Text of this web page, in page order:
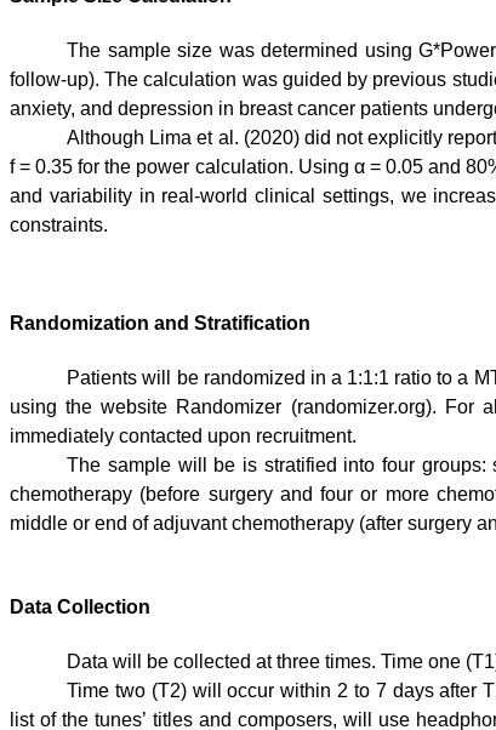
The sample size was determined using
follow-up). The calculation was guided by previous
anxiety, and depression in breast cancer patients
Although Lima et al. (2020) did not explicitly
f = 0.35 for the power calculation. Using α = 0.05 and
and variability in real-world clinical settings, we
constraints.
Randomization and Stratification
Patients will be randomized in a 1:1:1 ratio to a
using the website Randomizer (randomizer.org).
immediately contacted upon recruitment.
The sample will be is stratified into four groups:
chemotherapy (before surgery and four or more
middle or end of adjuvant chemotherapy (after surgery
Data Collection
Data will be collected at three times. Time one
Time two (T2) will occur within 2 to 7 days after
list of the tunes’ titles and composers, will use